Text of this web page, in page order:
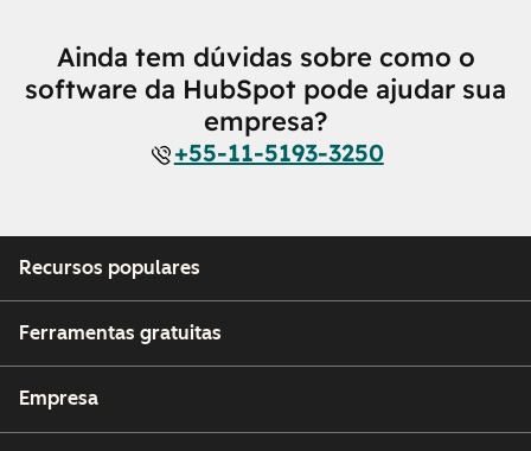
Ainda tem dúvidas sobre como o
software da HubSpot pode ajudar sua
empresa?
+55-11-5193-3250
Recursos populares
Ferramentas gratuitas
Empresa